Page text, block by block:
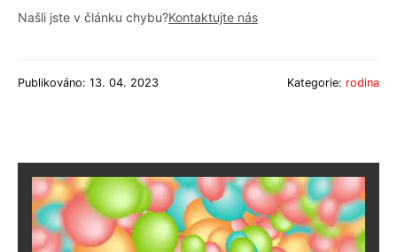
Našli jste v článku chybu?Kontaktujte nás
Publikováno: 13. 04. 2023 Kategorie: rodina